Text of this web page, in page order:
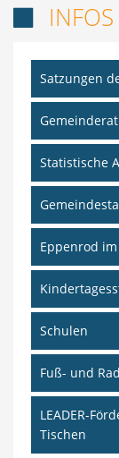
Satzungen
Statistische
Eppenrod
Schulen
Fuß- und
LEADER-
Tischen